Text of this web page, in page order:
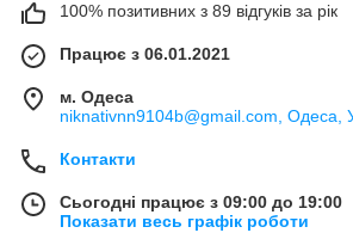
100% позитивних з 89 відгуків за рік
Працює з 06.01.2021
м. Одеса
niknativnn9104b@gmail.com, Одеса,
Контакти
Сьогодні працює з 09:00 до 19:00
Показати весь графік роботи